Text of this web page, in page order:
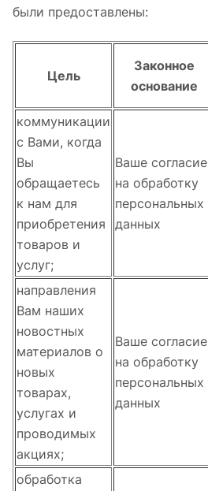
были предоставлены:
Цель
Законное
основание
коммуникации
с Вами, когда
Вы
обращаетесь
к нам для
приобретения
товаров и
услуг;
Ваше согласие
на обработку
персональных
данных
направления
Вам наших
новостных
материалов о
новых
товарах,
услугах и
проводимых
акциях;
Ваше согласие
на обработку
персональных
данных
обработка